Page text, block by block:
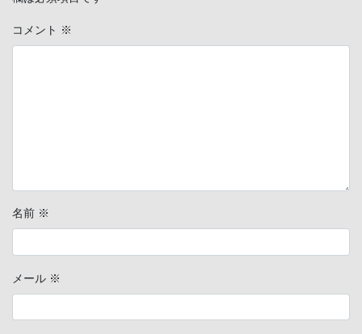
コメント ※
名前 ※
メール ※